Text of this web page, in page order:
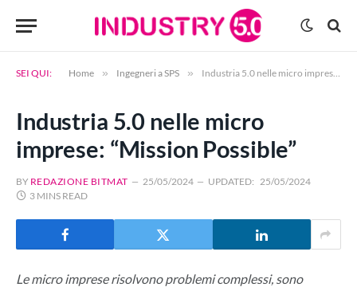
SEI QUI: Home » Ingegneri a SPS » Industria 5.0 nelle micro imprese: “Mission Possible”
Industria 5.0 nelle micro
imprese: “Mission Possible”
BY REDAZIONE BITMAT 25/05/2024 UPDATED: 25/05/2024
3 MINS READ
Le micro imprese risolvono problemi complessi, sono